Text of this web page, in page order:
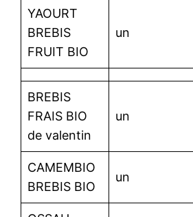
YAOURT
BREBIS
FRUIT BIO
un
BREBIS
FRAIS BIO
de valentin
un
CAMEMBIO
BREBIS BIO
un